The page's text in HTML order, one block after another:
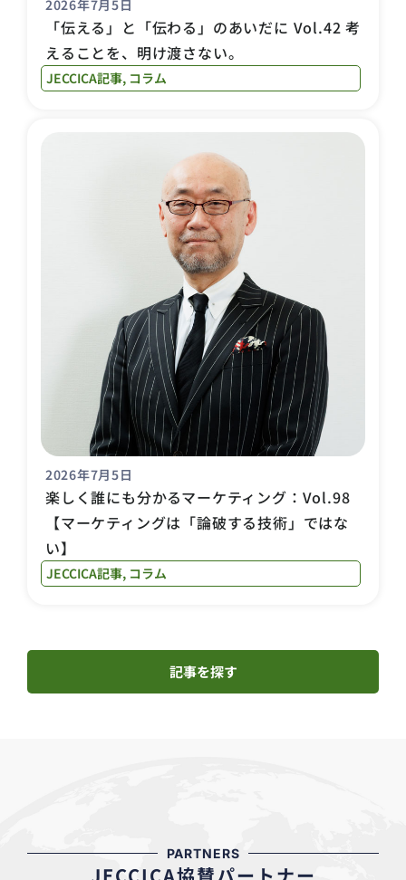
2026年7月5日
「伝える」と「伝わる」のあいだに Vol.42 考
えることを、明け渡さない。
JECCICA記事, コラム
2026年7月5日
楽しく誰にも分かるマーケティング：Vol.98
【マーケティングは「論破する技術」ではな
い】
JECCICA記事, コラム
記事を探す
PARTNERS
JECCICA協賛パートナー